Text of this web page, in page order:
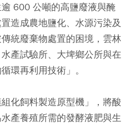
600 公噸的高鹽廢液與醃
造成農地鹽化、水源污染及
統廢棄物處置的困境，雲林
產試驗所、大埤鄉公所與在
環再利用技術」。
化飼料製造原型機」，將酸
產養殖所需的發酵液肥與生